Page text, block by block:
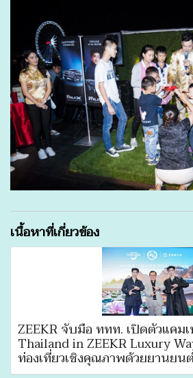
เนื้อหาที่เกี่ยวข้อง
ZEEKR จับมือ ททท. เปิดตัวแคม
Thailand in ZEEKR Luxury
ท่องเที่ยวเชิงคุณภาพด้วยยานยน